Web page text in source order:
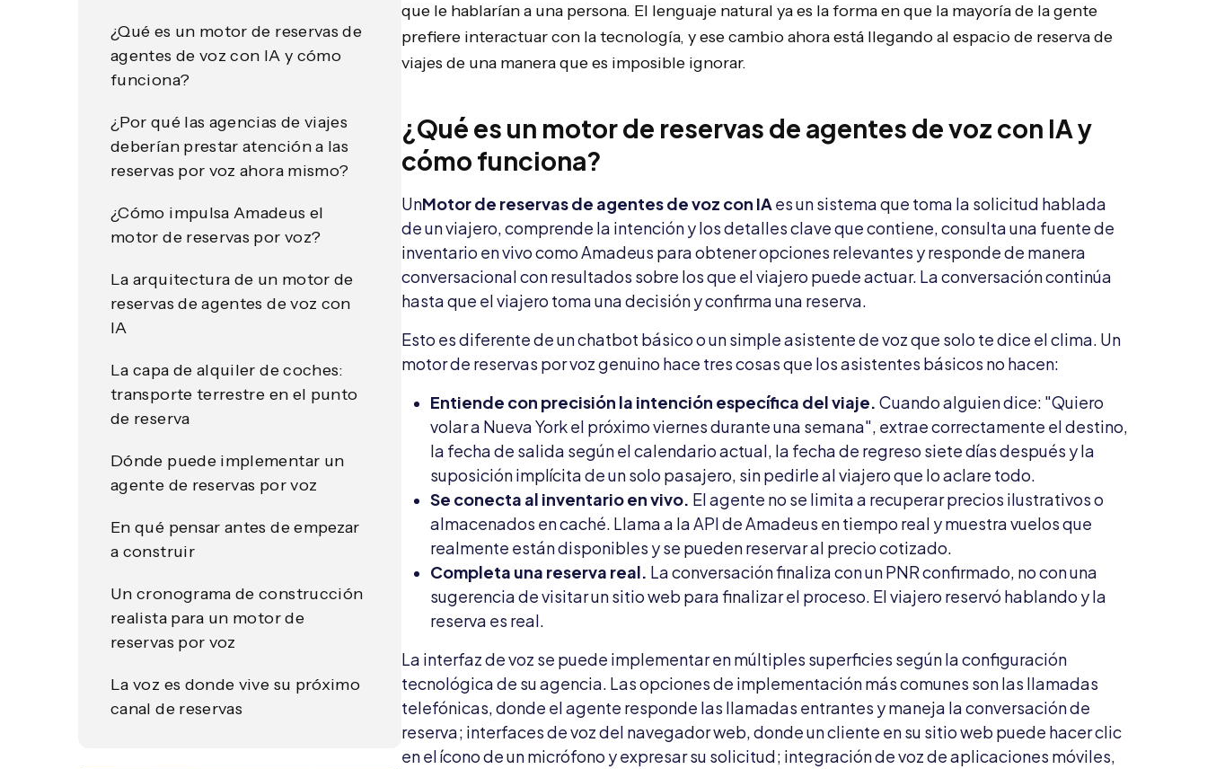
¿Qué es un motor de reservas de
agentes de voz con IA y cómo
funciona?
¿Por qué las agencias de viajes
deberían prestar atención a las
reservas por voz ahora mismo?
¿Cómo impulsa Amadeus el
motor de reservas por voz?
La arquitectura de un motor de
reservas de agentes de voz con
IA
La capa de alquiler de coches:
transporte terrestre en el punto
de reserva
Dónde puede implementar un
agente de reservas por voz
En qué pensar antes de empezar
a construir
Un cronograma de construcción
realista para un motor de
reservas por voz
La voz es donde vive su próximo
canal de reservas
que le hablarían a una persona. El lenguaje natural ya es la forma en que la mayoría de la gente
prefiere interactuar con la tecnología, y ese cambio ahora está llegando al espacio de reserva de
viajes de una manera que es imposible ignorar.
¿Qué es un motor de reservas de agentes de voz con IA y
cómo funciona?
UnMotor de reservas de agentes de voz con IA es un sistema que toma la solicitud hablada
de un viajero, comprende la intención y los detalles clave que contiene, consulta una fuente de
inventario en vivo como Amadeus para obtener opciones relevantes y responde de manera
conversacional con resultados sobre los que el viajero puede actuar. La conversación continúa
hasta que el viajero toma una decisión y confirma una reserva.
Esto es diferente de un chatbot básico o un simple asistente de voz que solo te dice el clima. Un
motor de reservas por voz genuino hace tres cosas que los asistentes básicos no hacen:
Entiende con precisión la intención específica del viaje. Cuando alguien dice: "Quiero
volar a Nueva York el próximo viernes durante una semana", extrae correctamente el destino,
la fecha de salida según el calendario actual, la fecha de regreso siete días después y la
suposición implícita de un solo pasajero, sin pedirle al viajero que lo aclare todo.
Se conecta al inventario en vivo. El agente no se limita a recuperar precios ilustrativos o
almacenados en caché. Llama a la API de Amadeus en tiempo real y muestra vuelos que
realmente están disponibles y se pueden reservar al precio cotizado.
Completa una reserva real. La conversación finaliza con un PNR confirmado, no con una
sugerencia de visitar un sitio web para finalizar el proceso. El viajero reservó hablando y la
reserva es real.
La interfaz de voz se puede implementar en múltiples superficies según la configuración
tecnológica de su agencia. Las opciones de implementación más comunes son las llamadas
telefónicas, donde el agente responde las llamadas entrantes y maneja la conversación de
reserva; interfaces de voz del navegador web, donde un cliente en su sitio web puede hacer clic
en el ícono de un micrófono y expresar su solicitud; integración de voz de aplicaciones móviles,